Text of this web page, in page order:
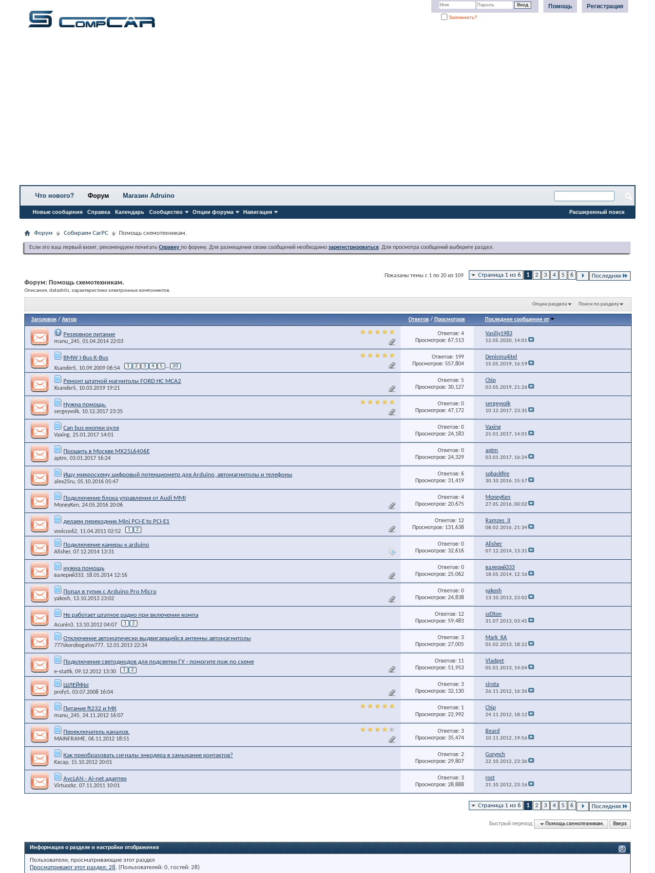
Регистрация
Помощь
Запомнить?
Что нового? Форум
Новые сообщения Справка Календарь Сообщество Опции форума Навигация
Магазин Adruino
Расширенный поиск
Форум Собираем CarPC Помощь схемотехникам.
Если это ваш первый визит, рекомендуем почитать Справку по форуму. Для размещения своих сообщений необходимо зарегистрироваться. Для просмотра сообщений выберите раздел.
Страница 1 из 6 1 2 3 4 5 6 Последняя
Показаны темы с 1 по 20 из 109
Форум: Помощь схемотехникам.
Описания, datashits, характеристики электронных компонентов.
Опции раздела Поиск по разделу
Заголовок / Автор Ответов/ Просмотров Последнее сообщение от
Резервное питание
manu_245, 01.04.2014 22:03
Ответов: 4
Просмотров: 67,513
Vasiliy1983
12.05.2020, 14:01
BMW I-Bus K-Bus
XsanderS, 10.09.2009 06:54 1 2 3 4 5 ... 20
Ответов: 199
Просмотров: 557,804
Denismu4itel
15.05.2019, 16:59
Ремонт штатной магнитолы FORD HC MCA2
XsanderS, 10.03.2019 19:21
Ответов: 5
Просмотров: 30,127
Chip
03.05.2019,21:26
Нужна помощь.
sergeyvolk, 10.12.2017 23:35
Ответов: 0
Просмотров: 47,172
sergeyvolk
10.12.2017,23:35
Can bus кнопки руля
Vaxing, 25.01.2017 14:01
Ответов: 0
Просмотров: 24,183
Vaxing
25.01.2017, 14:01
Прошить в Москве MX25L6406E
aptm, 03.01.2017 16:24
Ответов: 0
Просмотров: 24,329
aptm
03.01.2017, 16:24
Ищу микросхему цифровый потенциометр для Arduino, автомагнитолы и телефоны
alex25ru, 05.10.2016 05:47
Ответов: 6
Просмотров: 31,419
sqbackfire
30.10.2016, 15:57
Подключение блока управления от Audi MMI
MoneyKen, 24.05.2016 20:06
Ответов: 4
Просмотров: 20,675
MoneyKen
27.05.2016,00:02
делаем переходник Mini PCI-E to PCI-E1
vovicus62, 11.04.2011 02:52 1 2
Ответов: 12
Просмотров: 131,638
Ramzes_II
08.02.2016,21:34
Подключение камеры к arduino
Alisher, 07.12.2014 13:31
Ответов: 0
Просмотров: 32,616
Alisher
07.12.2014, 13:31
нужна помощь
валерий333, 18.05.2014 12:16
Ответов: 0
Просмотров: 25,062
валерий333
18.05.2014, 12:16
Попал в тупик с Arduino Pro Micro
yakosh, 13.10.2013 23:02
Ответов: 0
Просмотров: 24,838
yakosh
13.10.2013,23:02
Не работает штатное радио при включении компа
Acunin3, 13.10.2012 04:07 1 2
Ответов: 12
Просмотров: 59,483
sd3ton
31.07.2013,03:45
Отключение автоматически выдвигающейся антенны автомагнитолы
777skorobogatov777, 12.01.2013 22:34
Ответов: 3
Просмотров: 27,005
Mark_KA
05.02.2013, 18:22
Подключение светодиодов для подсветки ГУ - помогите пож по схеме
e-statik, 09.12.2012 13:30 1 2
Ответов: 11
Просмотров: 51,953
Vladget
05.01.2013, 14:04
ШЛЕЙФЫ
profy5, 03.07.2008 16:04
Ответов: 3
Просмотров: 32,130
sirota
26.11.2012, 16:36
Питание ft232 и МК
manu_245, 24.11.2012 16:07
Ответов: 1
Просмотров: 22,992
Chip
24.11.2012, 18:12
Переключатель каналов.
MAINFRAME, 06.11.2012 18:51
Ответов: 3
Просмотров: 35,474
Beard
10.11.2012, 19:56
Как преобразовать сигналы энкодера в замыкание контактов?
Kacap, 15.10.2012 20:01
Ответов: 2
Просмотров: 29,807
Gorynch
22.10.2012,23:36
AvcLAN - Ai-net адаптер
Virtuozkz, 07.11.2011 10:01
Ответов: 3
Просмотров: 28,888
rost
21.10.2012,23:16
Страница 1 из 6 1 2 3 4 5 6 Последняя
Быстрый переход Помощь схемотехникам. Вверх
Информация о разделе и настройки отображения
Пользователи, просматривающие этот раздел
Просматривают этот раздел: 28. (Пользователей: 0, гостей: 28)